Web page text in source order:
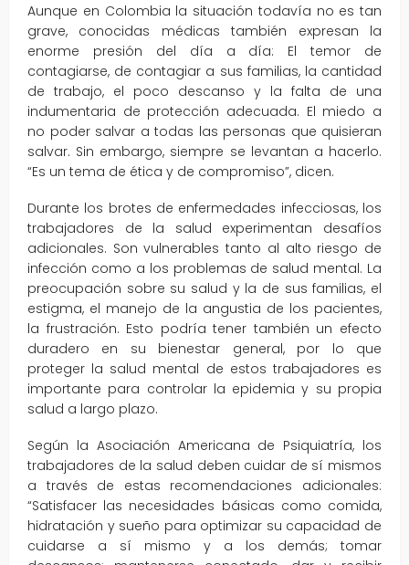
Aunque en Colombia la situación todavía no es tan
grave, conocidas médicas también expresan la
enorme presión del día a día: El temor de
contagiarse, de contagiar a sus familias, la cantidad
de trabajo, el poco descanso y la falta de una
indumentaria de protección adecuada. El miedo a
no poder salvar a todas las personas que quisieran
salvar. Sin embargo, siempre se levantan a hacerlo.
“Es un tema de ética y de compromiso”, dicen.
Durante los brotes de enfermedades infecciosas, los
trabajadores de la salud experimentan desafíos
adicionales. Son vulnerables tanto al alto riesgo de
infección como a los problemas de salud mental. La
preocupación sobre su salud y la de sus familias, el
estigma, el manejo de la angustia de los pacientes,
la frustración. Esto podría tener también un efecto
duradero en su bienestar general, por lo que
proteger la salud mental de estos trabajadores es
importante para controlar la epidemia y su propia
salud a largo plazo.
Según la Asociación Americana de Psiquiatría, los
trabajadores de la salud deben cuidar de sí mismos
a través de estas recomendaciones adicionales:
“Satisfacer las necesidades básicas como comida,
hidratación y sueño para optimizar su capacidad de
cuidarse a sí mismo y a los demás; tomar